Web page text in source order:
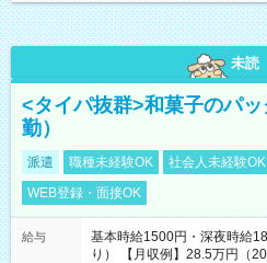
未読
<タイパ抜群>和菓子のパ
勤）
派遣 職種未経験OK 社会人未経験OK
WEB登録・面接OK
給与
基本時給1500円・深夜時給
り） 【月収例】28.5万円（